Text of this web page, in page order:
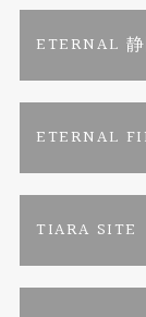
婚約指輪
Savon de Bijoux
Savon de Bijoux
ペンを拾うお姉さ
特定商取引に関
ETERNAL
ETERNAL
TIARA SITE